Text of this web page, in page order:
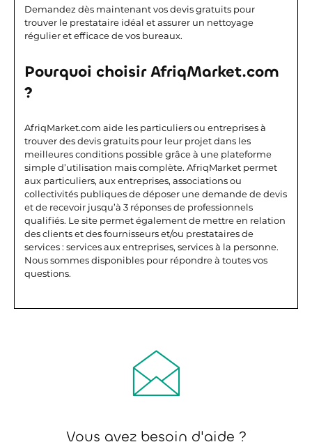
Demandez dès maintenant vos devis gratuits pour
trouver le prestataire idéal et assurer un nettoyage
régulier et efficace de vos bureaux.
Pourquoi choisir AfriqMarket.com
?
AfriqMarket.com aide les particuliers ou entreprises à
trouver des devis gratuits pour leur projet dans les
meilleures conditions possible grâce à une plateforme
simple d’utilisation mais complète. AfriqMarket permet
aux particuliers, aux entreprises, associations ou
collectivités publiques de déposer une demande de devis
et de recevoir jusqu’à 3 réponses de professionnels
qualifiés. Le site permet également de mettre en relation
des clients et des fournisseurs et/ou prestataires de
services : services aux entreprises, services à la personne.
Nous sommes disponibles pour répondre à toutes vos
questions.
Vous avez besoin d'aide ?